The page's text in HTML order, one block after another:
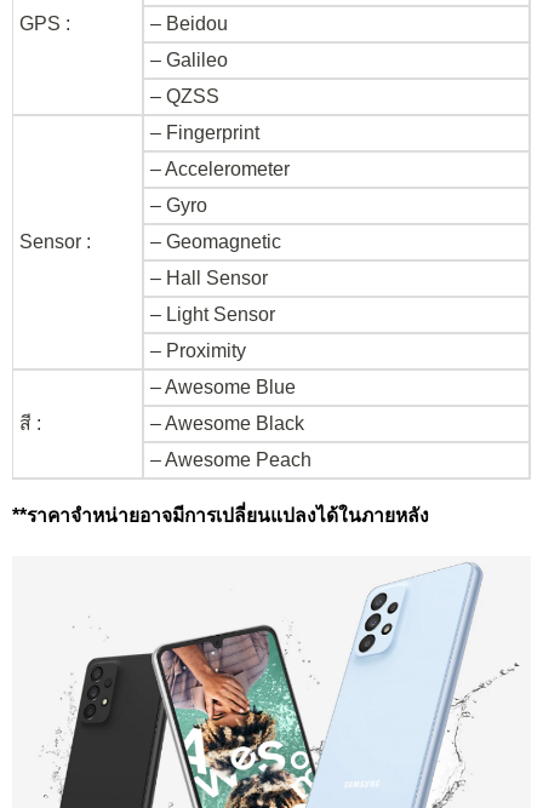
GPS :
– Beidou
– Galileo
– QZSS
Sensor :
– Fingerprint
– Accelerometer
– Gyro
– Geomagnetic
– Hall Sensor
– Light Sensor
– Proximity
สี :
– Awesome Blue
– Awesome Black
– Awesome Peach
**ราคาจำหน่ายอาจมีการเปลี่ยนแปลงได้ในภายหลัง